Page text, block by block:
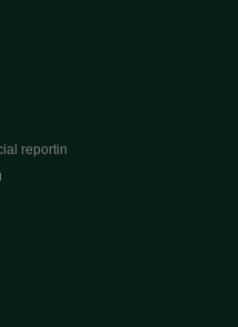
reportin